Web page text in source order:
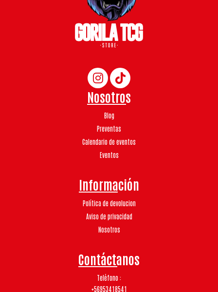
Nosotros
Blog
Preventas
Calendario de eventos
Eventos
Información
Política de devolucion
Aviso de privacidad
Nosotros
Contáctanos
Teléfono
+56953418541